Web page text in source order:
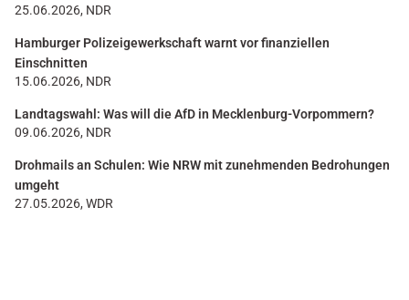
25.06.2026, NDR
Hamburger Polizeigewerkschaft warnt vor finanziellen
Einschnitten
15.06.2026, NDR
Landtagswahl: Was will die AfD in Mecklenburg-Vorpommern?
09.06.2026, NDR
Drohmails an Schulen: Wie NRW mit zunehmenden Bedrohungen
umgeht
27.05.2026, WDR